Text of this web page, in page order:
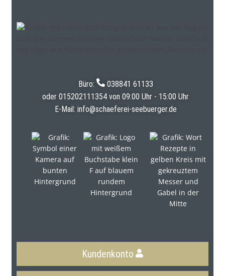
Büro:
038841 61133
oder 015202111354 von 09:00 Uhr - 15:00 Uhr
E-Mail: info@schaeferei-seebuerger.de
Kundenkonto